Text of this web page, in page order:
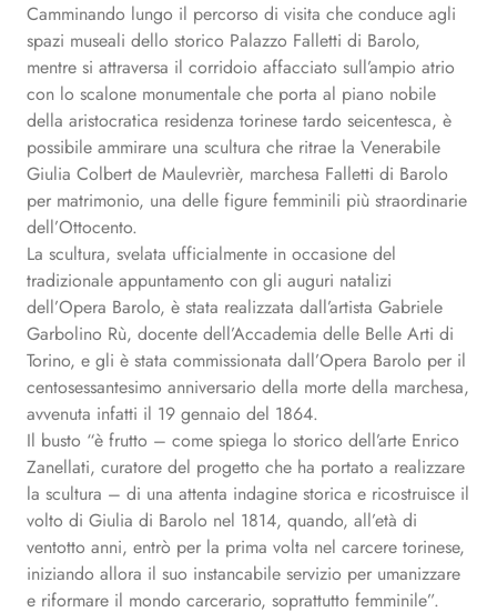
Camminando lungo il percorso di visita che conduce agli
spazi museali dello storico Palazzo Falletti di Barolo,
mentre si attraversa il corridoio affacciato sull’ampio atrio
con lo scalone monumentale che porta al piano nobile
della aristocratica residenza torinese tardo seicentesca, è
possibile ammirare una scultura che ritrae la Venerabile
Giulia Colbert de Maulevrièr, marchesa Falletti di Barolo
per matrimonio, una delle figure femminili più straordinarie
dell’Ottocento.
La scultura, svelata ufficialmente in occasione del
tradizionale appuntamento con gli auguri natalizi
dell’Opera Barolo, è stata realizzata dall’artista Gabriele
Garbolino Rù, docente dell’Accademia delle Belle Arti di
Torino, e gli è stata commissionata dall’Opera Barolo per il
centosessantesimo anniversario della morte della marchesa,
avvenuta infatti il 19 gennaio del 1864.
Il busto “è frutto – come spiega lo storico dell’arte Enrico
Zanellati, curatore del progetto che ha portato a realizzare
la scultura – di una attenta indagine storica e ricostruisce il
volto di Giulia di Barolo nel 1814, quando, all’età di
ventotto anni, entrò per la prima volta nel carcere torinese,
iniziando allora il suo instancabile servizio per umanizzare
e riformare il mondo carcerario, soprattutto femminile”.